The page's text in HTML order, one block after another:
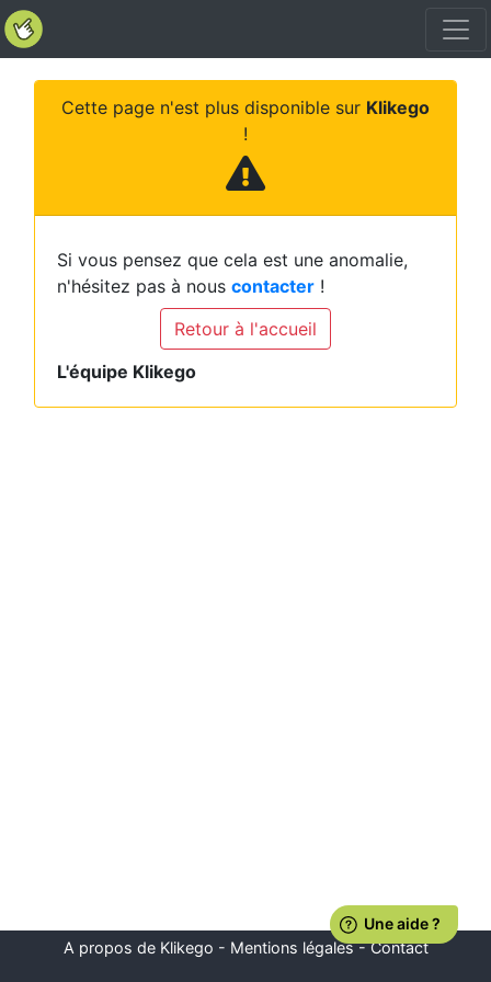
Cette page n'est plus disponible sur Klikego
!
Si vous pensez que cela est une anomalie,
n'hésitez pas à nous contacter !
Retour à l'accueil
L'équipe Klikego
A propos de Klikego - Mentions légales-Contact